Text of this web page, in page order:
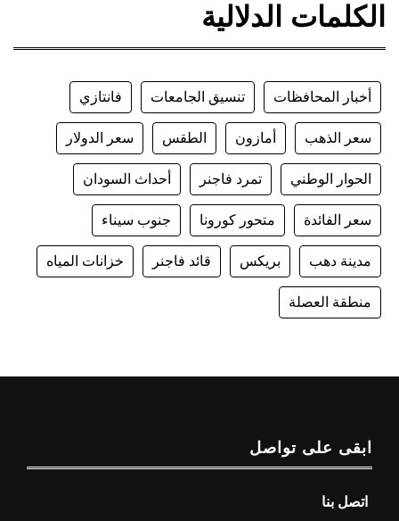
الكلمات الدلالية
أخبار المحافظات تنسيق الجامعات فانتازي
سعر الذهب أمازون الطقس سعر الدولار
الحوار الوطني تمرد فاجنر أحداث السودان
سعر الفائدة متحور كورونا جنوب سيناء
مدينة دهب بريكس قائد فاجنر خزانات المياه
منطقة العصلة
ابقى على تواصل
اتصل بنا